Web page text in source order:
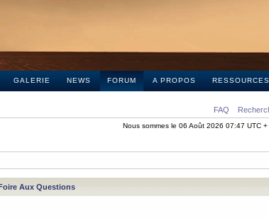
GALERIE NEWS FORUM A PROPOS RESSOURCES
FAQ
Nous sommes le 06 Août 2026 07:47 UTC
Aux Questions